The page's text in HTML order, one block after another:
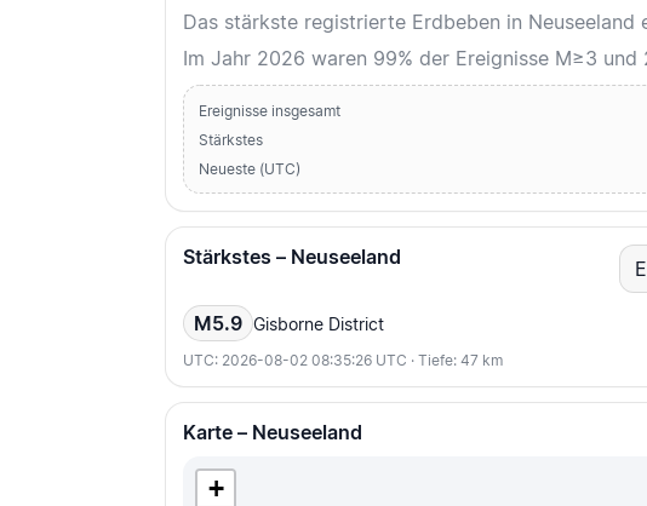
Das stärkste registrierte Erdbeben in
Im Jahr 2026 waren 99% der Ereignisse M≥3 und
Ereignisse insgesamt
Stärkstes
Neueste (UTC)
Stärkstes – Neuseeland
M5.9 Gisborne District
UTC: 2026-08-02 08:35:26 UTC · Tiefe: 47 km
Karte – Neuseeland
+